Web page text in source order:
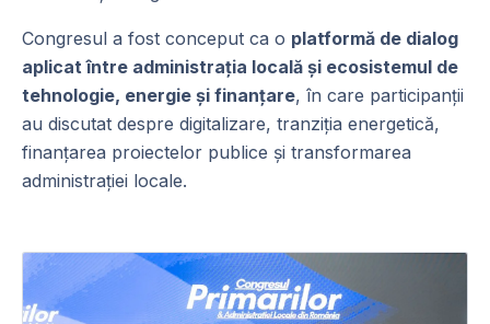
Congresul a fost conceput ca o platformă de dialog
aplicat între administrația locală și ecosistemul de
tehnologie, energie și finanțare, în care participanții
au discutat despre digitalizare, tranziția energetică,
finanțarea proiectelor publice și transformarea
administrației locale.